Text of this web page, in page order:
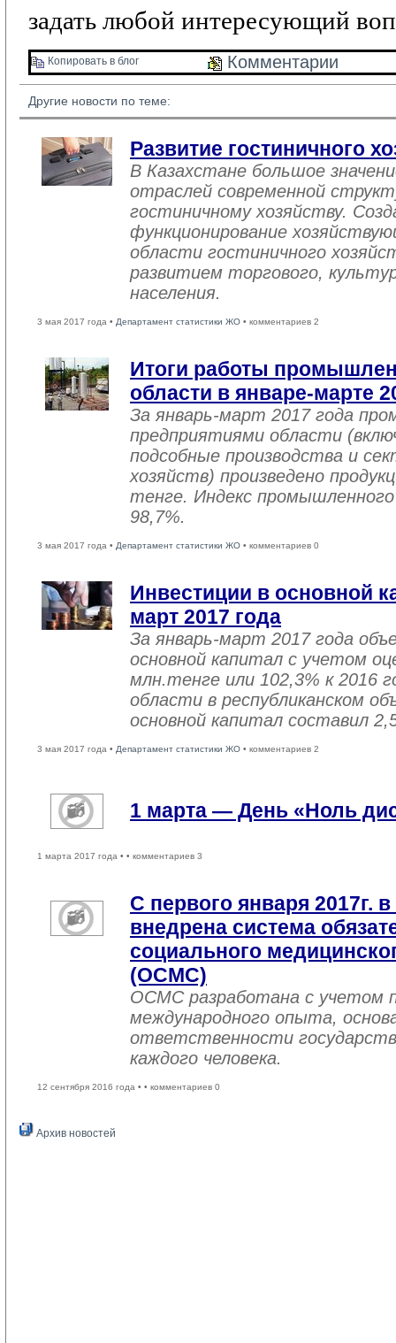
задать любой интересующий
Копировать в блог Комментарии
Другие новости по теме:
Развитие гостиничного
В Казахстане большое
отраслей современной
гостиничному хозяйству.
функционирование
области гостиничного
развитием торгового,
населения.
3 мая 2017 года • Департамент статистики ЖО • комментариев 2
Итоги работы
области в январе-марте
За январь-март 2017 года
предприятиями области
подсобные производства и
хозяйств) произведено
тенге. Индекс
98,7%.
3 мая 2017 года • Департамент статистики ЖО • комментариев 0
Инвестиции в основной
март 2017 года
За январь-март 2017 года
основной капитал с учетом
млн.тенге или 102,3% к 2016
области в республиканском
основной капитал составил
3 мая 2017 года • Департамент статистики ЖО • комментариев 2
1 марта — День «Ноль
1 марта 2017 года • • комментариев 3
С первого января 2017г.
внедрена система
социального
(ОСМС)
ОСМС разработана с учетом
международного опыта,
ответственности
каждого человека.
12 сентября 2016 года • • комментариев 0
Архив новостей